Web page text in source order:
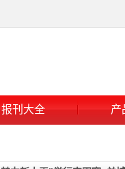
报刊大全 产